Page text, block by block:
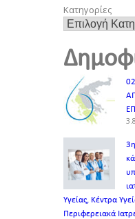
Κατηγορίες
Υγείας, Κέντρα
Περιφερειακά